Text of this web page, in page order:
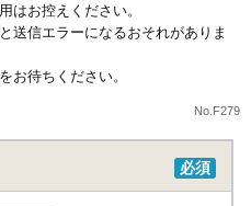
はお控えください。
送信エラーになるおそれがありま
お待ちください。
No.F279
必須